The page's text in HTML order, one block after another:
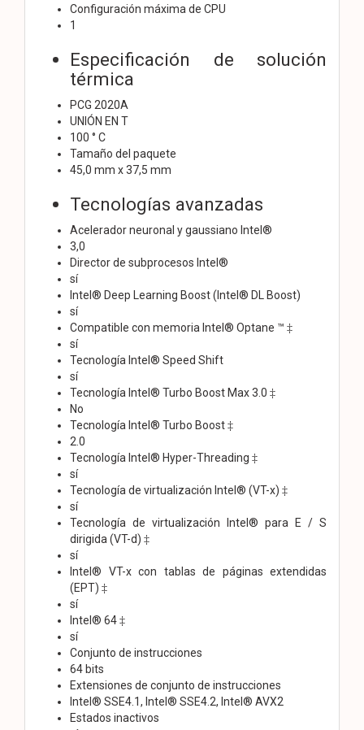
Configuración máxima de CPU
1
Especificación de solución
térmica
PCG 2020A
UNIÓN EN T
100 ° C
Tamaño del paquete
45,0 mm x 37,5 mm
Tecnologías avanzadas
Acelerador neuronal y gaussiano Intel®
3,0
Director de subprocesos Intel®
sí
Intel® Deep Learning Boost (Intel® DL Boost)
sí
Compatible con memoria Intel® Optane ™ ‡
sí
Tecnología Intel® Speed ​​Shift
sí
Tecnología Intel® Turbo Boost Max 3.0 ‡
No
Tecnología Intel® Turbo Boost ‡
2.0
Tecnología Intel® Hyper-Threading ‡
sí
Tecnología de virtualización Intel® (VT-x) ‡
sí
Tecnología de virtualización Intel® para E / S
dirigida (VT-d) ‡
sí
Intel® VT-x con tablas de páginas extendidas
(EPT) ‡
sí
Intel® 64 ‡
sí
Conjunto de instrucciones
64 bits
Extensiones de conjunto de instrucciones
Intel® SSE4.1, Intel® SSE4.2, Intel® AVX2
Estados inactivos